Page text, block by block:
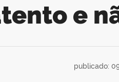
e
publicado: